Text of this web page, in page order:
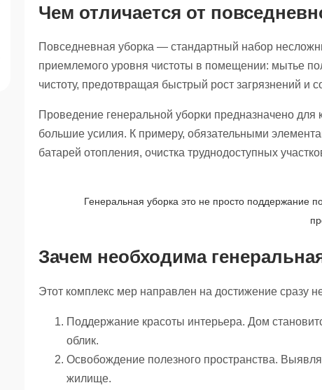
Чем отличается от
Повседневная уборка — стандартный набор
приемлемого уровня чистоты в помещении: мытье
чистоту, предотвращая быстрый рост загрязнений и
Проведение генеральной уборки предназначено для
большие усилия. К примеру, обязательными
батарей отопления, очистка труднодоступных
Генеральная уборка это не просто поддержание
Зачем необходима
Этот комплекс мер направлен на достижение сразу
Поддержание красоты интерьера. Дом
облик.
Освобождение полезного пространства.
жилище.